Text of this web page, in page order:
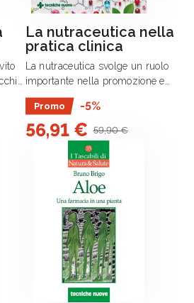
La nutraceutica nella
pratica clinica
La nutraceutica svolge un ruolo
importante nella promozione e
salvaguardia della salute di bambini e
adulti.
Promo -5%
56,91 € 59,90 €